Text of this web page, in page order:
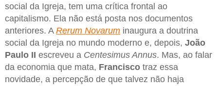
social da Igreja, tem uma crítica frontal ao
capitalismo. Ela não está posta nos documentos
anteriores. A Rerum Novarum inaugura a doutrina
social da Igreja no mundo moderno e, depois, João
Paulo II escreveu a Centesimus Annus. Mas, ao falar
da economia que mata, Francisco traz essa
novidade, a percepção de que talvez não haja